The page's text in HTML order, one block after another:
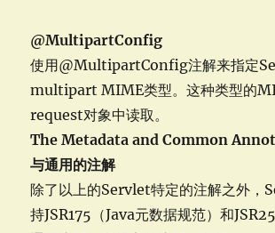
@MultipartConfig
使用@MultipartConfig注解来指定
multipart MIME类型。这种类型的
request对象中读取。
The Metadata and Common
与通用的注解
除了以上的Servlet特定的注解之外，
持JSR175（Java元数据规范）和